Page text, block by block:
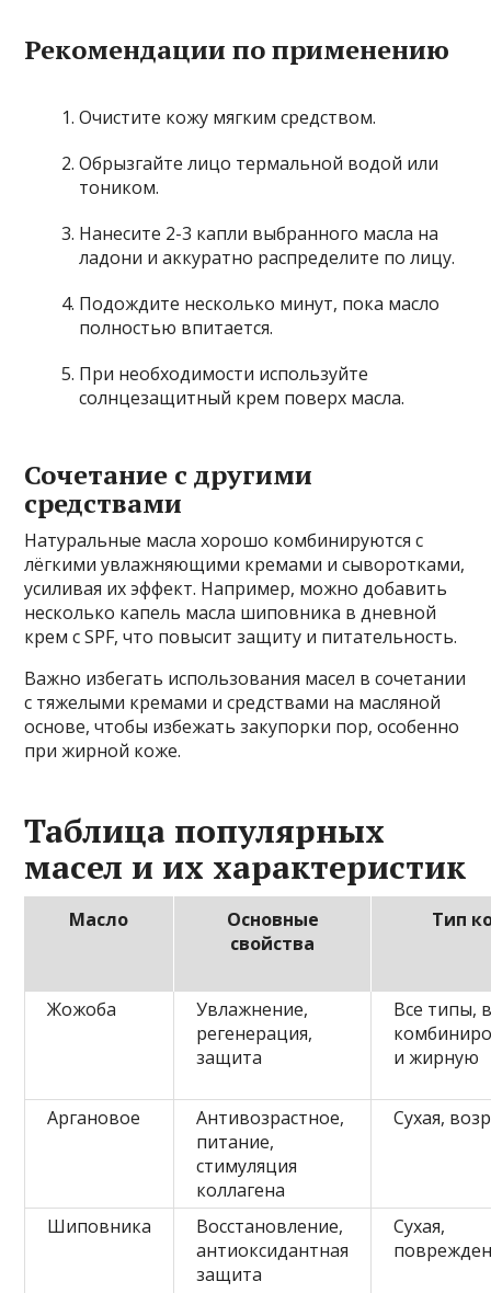
Рекомендации по применению
Очистите кожу мягким средством.
Обрызгайте лицо термальной водой или
тоником.
Нанесите 2-3 капли выбранного масла на
ладони и аккуратно распределите по лицу.
Подождите несколько минут, пока масло
полностью впитается.
При необходимости используйте
солнцезащитный крем поверх масла.
Сочетание с другими
средствами
Натуральные масла хорошо комбинируются с
лёгкими увлажняющими кремами и сыворотками,
усиливая их эффект. Например, можно добавить
несколько капель масла шиповника в дневной
крем с SPF, что повысит защиту и питательность.
Важно избегать использования масел в сочетании
с тяжелыми кремами и средствами на масляной
основе, чтобы избежать закупорки пор, особенно
при жирной коже.
Таблица популярных
масел и их характеристик
Масло
Основные
свойства
Тип
Жожоба
Увлажнение,
регенерация,
защита
Все типы,
и жирную
Аргановое
Антивозрастное,
питание,
стимуляция
коллагена
Сухая,
Шиповника
Восстановление,
антиоксидантная
защита
Сухая,